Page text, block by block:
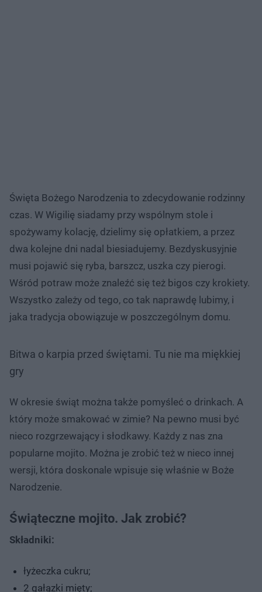
Święta Bożego Narodzenia to zdecydowanie rodzinny
czas. W Wigilię siadamy przy wspólnym stole i
spożywamy kolację, dzielimy się opłatkiem, a przez
dwa kolejne dni nadal biesiadujemy. Bezdyskusyjnie
musi pojawić się ryba, barszcz, uszka czy pierogi.
Wśród potraw może znaleźć się też bigos czy krokiety.
Wszystko zależy od tego, co tak naprawdę lubimy, i
jaka tradycja obowiązuje w poszczególnym domu.
Bitwa o karpia przed świętami. Tu nie ma miękkiej
gry
W okresie świąt można także pomyśleć o drinkach. A
który może smakować w zimie? Na pewno musi być
nieco rozgrzewający i słodkawy. Każdy z nas zna
popularne mojito. Można je zrobić też w nieco innej
wersji, która doskonale wpisuje się właśnie w Boże
Narodzenie.
Świąteczne mojito. Jak zrobić?
Składniki:
łyżeczka cukru;
2 gałązki mięty;